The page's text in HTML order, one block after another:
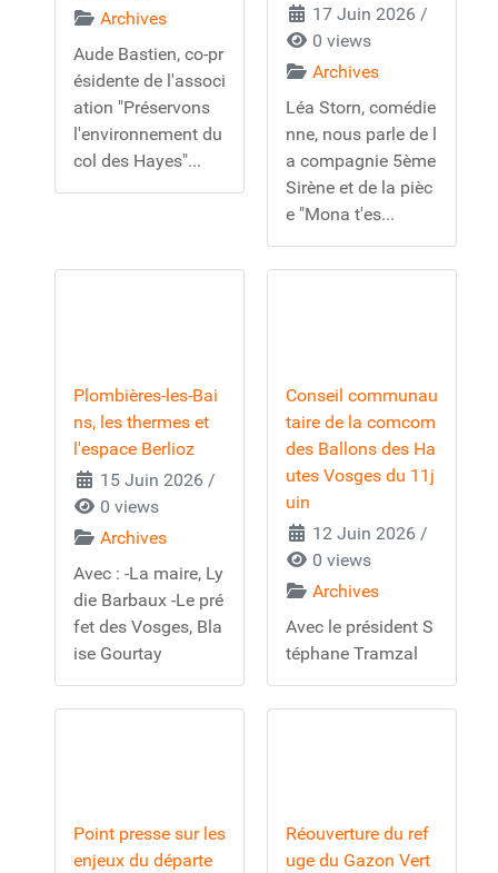
Archives
Aude Bastien, co-pr
ésidente de l'associ
ation "Préservons
l'environnement du
col des Hayes"...
17 Juin 2026 /
0 views
Archives
Léa Storn, comédie
nne, nous parle de l
a compagnie 5ème
Sirène et de la pièc
e "Mona t'es...
Plombières-les-Bai
ns, les thermes et
l'espace Berlioz
15 Juin 2026 /
0 views
Archives
Avec : -La maire, Ly
die Barbaux -Le pré
fet des Vosges, Bla
ise Gourtay
Conseil communau
taire de la comcom
des Ballons des Ha
utes Vosges du 11j
uin
12 Juin 2026 /
0 views
Archives
Avec le président S
téphane Tramzal
Point presse sur les
enjeux du départe
Réouverture du ref
uge du Gazon Vert